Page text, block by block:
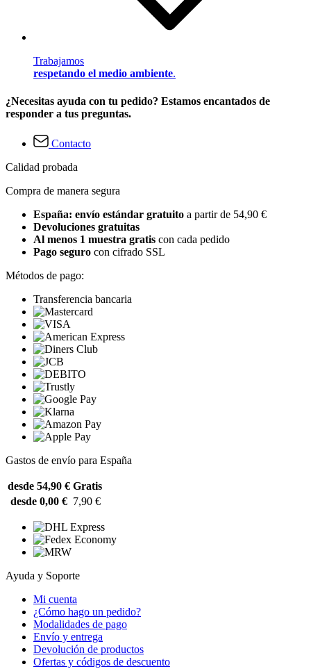
Trabajamos
respetando el medio ambiente.
¿Necesitas ayuda con tu pedido? Estamos encantados de
responder a tus preguntas.
Contacto
Calidad probada
Compra de manera segura
España: envío estándar gratuito a partir de 54,90 €
Devoluciones gratuitas
Al menos 1 muestra gratis con cada pedido
Pago seguro con cifrado SSL
Métodos de pago:
Transferencia bancaria
Gastos de envío para España
desde 54,90 € Gratis
desde 0,00 € 7,90 €
Ayuda y Soporte
Mi cuenta
¿Cómo hago un pedido?
Modalidades de pago
Envío y entrega
Devolución de productos
Ofertas y códigos de descuento